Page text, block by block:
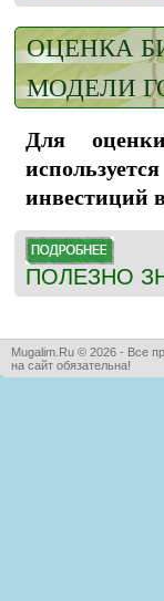
ОЦЕНКА
МОДЕЛИ
Для
инвестиций
ПОЛЕЗНО
Mugalim.Ru © 2026 - Все
на сайт обязательна!